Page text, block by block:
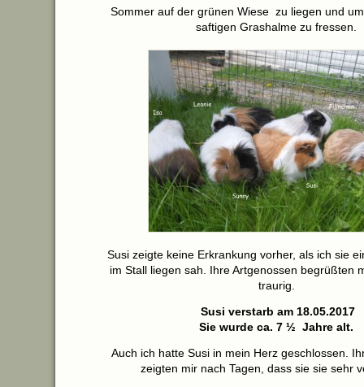
Sommer auf der grünen Wiese zu liegen und
saftigen Grashalme zu fressen.
Susi zeigte keine Erkrankung vorher, als ich sie
im Stall liegen sah. Ihre Artgenossen begrüßten
traurig.
Susi verstarb am 18.05.2017
Sie wurde ca. 7 ½ Jahre alt.
Auch ich hatte Susi in mein Herz geschlossen.
zeigten mir nach Tagen, dass sie sie sehr